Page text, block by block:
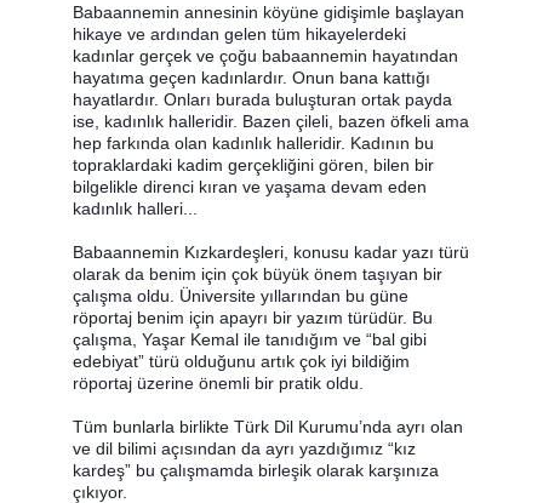
Babaannemin annesinin köyüne gidişimle başlayan
hikaye ve ardından gelen tüm hikayelerdeki
kadınlar gerçek ve çoğu babaannemin hayatından
hayatıma geçen kadınlardır. Onun bana kattığı
hayatlardır. Onları burada buluşturan ortak payda
ise, kadınlık halleridir. Bazen çileli, bazen öfkeli ama
hep farkında olan kadınlık halleridir. Kadının bu
topraklardaki kadim gerçekliğini gören, bilen bir
bilgelikle direnci kıran ve yaşama devam eden
kadınlık halleri.
Babaannemin Kızkardeşleri, konusu kadar yazı türü
olarak da benim için çok büyük önem taşıyan bir
çalışma oldu. Üniversite yıllarından bu güne
röportaj benim için apayrı bir yazım türüdür. Bu
çalışma, Yaşar Kemal ile tanıdığım ve “bal gibi
edebiyat” türü olduğunu artık çok iyi bildiğim
röportaj üzerine önemli bir pratik oldu.
Tüm bunlarla birlikte Türk Dil Kurumu’nda ayrı olan
ve dil bilimi açısından da ayrı yazdığımız “kız
kardeş” bu çalışmamda birleşik olarak karşınıza
çıkıyor.